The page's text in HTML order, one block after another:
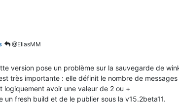
@EliasMM
version pose un problème sur la sauvegarde de
très importante : elle définit le nombre de
logiquement avoir une valeur de 2 ou +
un fresh build et de le publier sous la v15.2beta11.